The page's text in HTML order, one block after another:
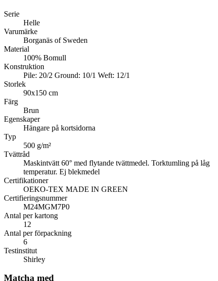
Serie
Helle
Varumärke
Borganäs of Sweden
Material
100% Bomull
Konstruktion
Pile: 20/2 Ground: 10/1 Weft: 12/1
Storlek
90x150 cm
Färg
Brun
Egenskaper
Hängare på kortsidorna
Typ
500 g/m²
Tvättråd
Maskintvätt 60° med flytande tvättmedel. Torktumling på låg
temperatur. Ej blekmedel
Certifikationer
OEKO-TEX MADE IN GREEN
Certifieringsnummer
M24MGM7P0
Antal per kartong
12
Antal per förpackning
6
Testinstitut
Shirley
Matcha med